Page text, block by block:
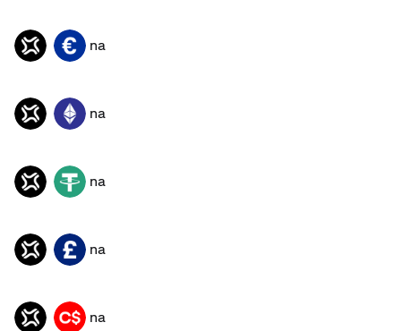
JTO EUR na
JTO ETH na
JTO USDT na
JTO GBP na
JTO CAD na